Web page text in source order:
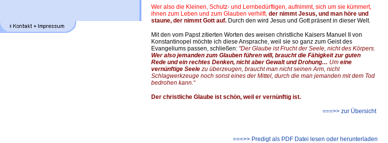
Wer also die Kleinen, Schutz- und Lernbedürftigen, aufnimmt, sich um sie kümmert,
ihnen zum Leben und zum Glauben verhilft, der nimmt Jesus, und man höre und
staune, der nimmt Gott auf. Durch den wird Jesus und Gott präsent in dieser Welt.
Mit den vom Papst zitierten Worten des weisen christliche Kaisers Manuel II von
Konstantinopel möchte ich diese Ansprache, weil sie so ganz zum Geist des
Evangeliums passen, schließen: "Der Glaube ist Frucht der Seele, nicht des Körpers.
Wer also jemanden zum Glauben führen will, braucht die Fähigkeit zur guten
Rede und ein rechtes Denken, nicht aber Gewalt und Drohung… Um eine
vernünftige Seele zu überzeugen, braucht man nicht seinen Arm, nicht
Schlagwerkzeuge noch sonst eines der Mittel, durch die man jemanden mit dem Tod
bedrohen kann.“
Der christliche Glaube ist schön, weil er vernünftig ist.
===>> zur Übersicht
===>> Predigt als PDF Datei lesen oder herunterladen